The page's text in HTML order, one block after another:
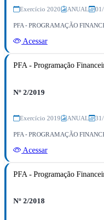
Exercício 2020 ANUAL
PFA - PROGRAMAÇÃO
Acessar
PFA - Programação
Nº 2/2019
Exercício 2019 ANUAL
PFA - PROGRAMAÇÃO
Acessar
PFA - Programação
Nº 2/2018